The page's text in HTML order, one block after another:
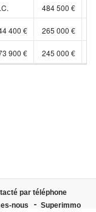
484 500 €
400 € 265 000 €
900 € 245 000 €
par téléphone
nous Superimmo